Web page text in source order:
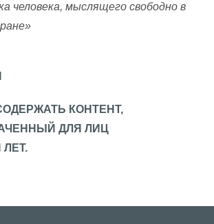
человека, мыслящего свободно в
КОНТЕНТ,
ДЛЯ ЛИЦ